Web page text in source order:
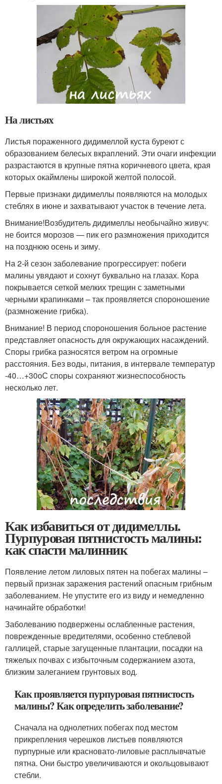
На листьях
Листья пораженного дидимеллой куста буреют с
образованием белесых вкраплений. Эти очаги инфекции
разрастаются в крупные пятна коричневого цвета, края
которых окаймлены широкой желтой полосой.
Первые признаки дидимеллы появляются на молодых
стеблях в июне и захватывают участок в течение лета.
Внимание!Возбудитель дидимеллы необычайно живуч:
не боится морозов — пик его размножения приходится
на позднюю осень и зиму.
На 2-й сезон заболевание прогрессирует: побеги
малины увядают и сохнут буквально на глазах. Кора
покрывается сеткой мелких трещин с заметными
черными крапинками – так проявляется спороношение
(размножение грибка).
Внимание! В период спороношения больное растение
представляет опасность для окружающих насаждений.
Споры грибка разносятся ветром на огромные
расстояния. Без воды, питания, в интервале температур
-40…+30оС споры сохраняют жизнеспособность
несколько лет.
Как избавиться от дидимеллы.
Пурпуровая пятнистость малины:
как спасти малинник
Появление летом лиловых пятен на побегах малины –
первый признак заражения растений опасным грибным
заболеванием. Не упустите его из виду и немедленно
начинайте обработки!
Заболеванию подвержены ослабленные растения,
поврежденные вредителями, особенно стеблевой
галлицей, старые загущенные плантации, посадки на
тяжелых почвах с избыточным содержанием азота,
близким залеганием грунтовых вод.
Как проявляется пурпуровая пятнистость
малины? Как определить заболевание?
Сначала на однолетних побегах под местом
прикрепления черешков листьев появляются
пурпурные или красновато-лиловые расплывчатые
пятна. Они быстро увеличиваются и окольцовывают
стебли.